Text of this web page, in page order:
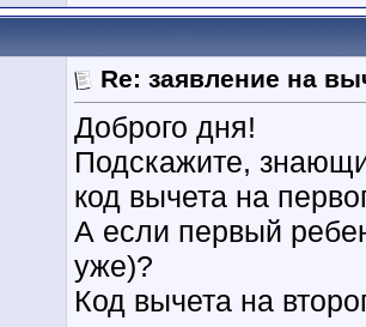
Re: заявление на
Доброго дня!
Подскажите,
код вычета на
А если первый
уже)?
Код вычета на